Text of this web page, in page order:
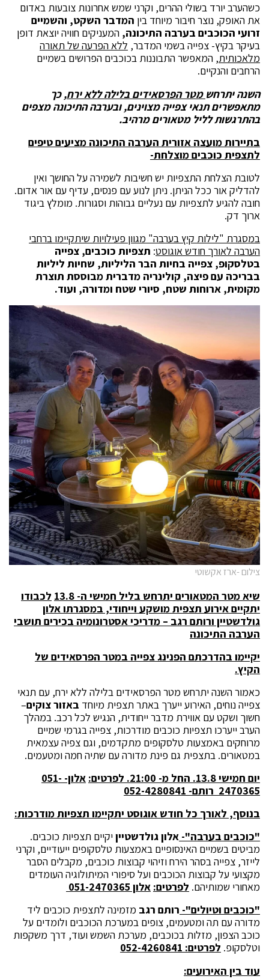
כשהערב יורד בשולי ההרים, וקרני שמש אחרונות צובעות באדום
את האופק, נוצר חיבור מיוחד ביןהמדבר השקט, והשמיים
זרועי הכוכבים בערבה התיכונה, המעניקים חוויה יוצאת דופן
בעיקר בקיץ- צפייה בשמי המדבר, ללא הפרעה של תאורה
מלאכותית, המאפשר התבוננות בכוכבים הפרושים בשמיים
הרחבים והנקיים.
השנה יתרחש מטר הפרסאידים בלילה ללא ירח, כך
מתאפשרים תנאי צפייה מצוינים, ובערבה התיכונה מצפים
בהתרגשות לליל מטאורים מרהיב.
בתיירות מועצה אזורית הערבה התיכונה מציעים טיפים
לתצפית כוכבים מוצלחת-
לטובת הצלחת התצפיות יש חשיבות לשמירה על החושך ואין
להדליק אור ככל הניתן. ניתן לנוע עם פנסים, עדיף עם אור אדום.
חובה להגיע לתצפיות עם נעליים גבוהות וסגורות. מומלץ ביגוד
ארוך דק.
במסגרת "לילות קיץ בערבה" מגוון פעילויות שיתקיימו ברחבי
הערבה לאורך חודש אוגוסט:תצפיות כוכבים, צפייה
בטלסקופ, צפייה בחיות הבר הליליות, שחיות ליליות
בבריכה עם פיצה, קולינריה מדברית מבוססת תוצרת
מקומית, ארוחות שטח, סיורי שטח ומדורה, ועוד.
צילום -ארז אקשוטי
שיא מטר המטאורים יתרחש בליל חמישי ה- 13.8
לכבודו
יתקיים אירוע תצפית מושקע וייחודי, במסגרתו אלון
גולדשטיין ורותם רגב – מדריכי אסטרונומיה בכירים תושבי
הערבה התיכונה
יקיימו בהדרכתם הפנינג צפייה במטר הפרסאידים של
הקיץ.
כאמור השנה יתרחש מטר הפרסאידים בלילה ללא ירח, עם תנאי
צפייה נוחים, האירוע ייערך באתר תצפית מיוחד באזור צוקים–
חשוך ושקט עם אווירת מדבר ייחודית, הנגיש לכל רכב. במהלך
הערב ייערכו תצפיות כוכבים מודרכות, צפייה בגרמי שמיים
מרוחקים באמצעות טלסקופים מתקדמים, וגם צפיה עצמאית
במטאורים. בתצפית גם פינת מדורה עם שתיה חמה ומטעמים.
יום חמישי 13.8. החל מ- 21:00. לפרטים:
אלון- 051-
2470365 רותם- 052-4280841
בנוסף, לאורך כל חודש אוגוסט יתקיימו תצפיות מודרכות:
"כוכבים בערבה"- אלון גולדשטייןיקיים תצפיות כוכבים.
מביטים בשמיים האינסופיים באמצעות טלסקופים ייעודיים, וקרני
לייזר, צפייה בסהר הירח וזיהוי קבוצות כוכבים, מקבלים הסבר
מקצועי על קבוצות הכוכבים ועל סיפורי המיתולוגיה העומדים
מאחורי שמותיהם. לפרטים: אלון 051-2470365
"כוכבים וטיולים"- רותם רגבמזמינה לתצפית כוכבים ליד
מדורה עם תה ומטעמים, צופים במערכת הכוכבים ולומדים על
כוכב הצפון, מזלות בכוכבים, מערכת השמש ועוד, דרך משקפות
וטלסקופ. לפרטים: 052-4260841
עוד בין האירועים: